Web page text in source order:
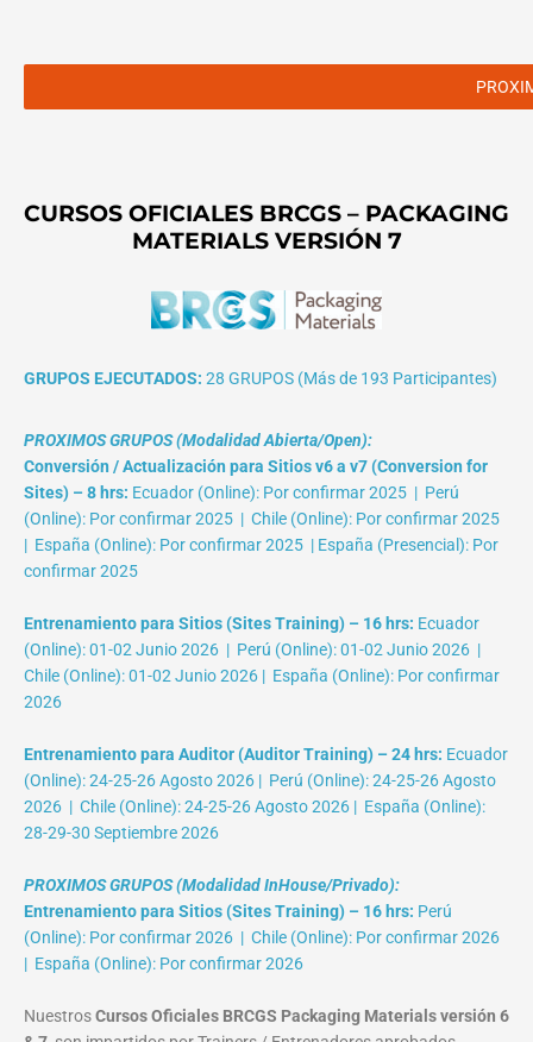
CURSOS OFICIALES BRCGS – PACKAGING
MATERIALS VERSIÓN 7
GRUPOS EJECUTADOS: 28 GRUPOS (Más de 193 Participantes)
PROXIMOS GRUPOS (Modalidad Abierta/Open):
Conversión / Actualización para Sitios v6 a v7 (Conversion for
Sites) – 8 hrs: Ecuador (Online): Por confirmar 2025 | Perú
(Online): Por confirmar 2025 | Chile (Online): Por confirmar 2025
| España (Online): Por confirmar 2025 | España (Presencial): Por
confirmar 2025
Entrenamiento para Sitios (Sites Training) – 16 hrs: Ecuador
(Online): 01-02 Junio 2026 | Perú (Online): 01-02 Junio 2026 |
Chile (Online): 01-02 Junio 2026 | España (Online): Por confirmar
2026
Entrenamiento para Auditor (Auditor Training) – 24 hrs: Ecuador
(Online): 24-25-26 Agosto 2026 | Perú (Online): 24-25-26 Agosto
2026 | Chile (Online): 24-25-26 Agosto 2026 | España (Online):
28-29-30 Septiembre 2026
PROXIMOS GRUPOS (Modalidad InHouse/Privado):
Entrenamiento para Sitios (Sites Training) – 16 hrs: Perú
(Online): Por confirmar 2026 | Chile (Online): Por confirmar 2026
| España (Online): Por confirmar 2026
NuestrosCursos Oficiales BRCGS Packaging Materials versión 6